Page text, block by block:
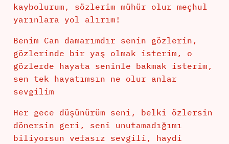
kaybolurum, sözlerim mühür olur meçhul
yarınlara yol alırım!
Benim Can damarımdır senin gözlerin,
gözlerinde bir yaş olmak isterim, o
gözlerde hayata seninle bakmak isterim,
sen tek hayatımsın ne olur anlar
sevgilim
Her gece düşünürüm seni, belki özlersin
dönersin geri, seni unutamadığımı
biliyorsun vefasız sevgili, haydi